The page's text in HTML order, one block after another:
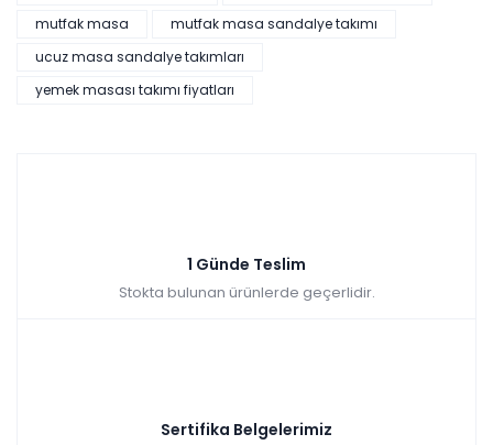
Mirage + Venüs Mutfak Masa Takımı -Siyah
₺6.810,00
mutfak masa
mutfak masa sandalye takımı
ucuz masa sandalye takımları
yemek masası takımı fiyatları
1 Günde Teslim
Stokta bulunan ürünlerde geçerlidir.
Sertifika Belgelerimiz